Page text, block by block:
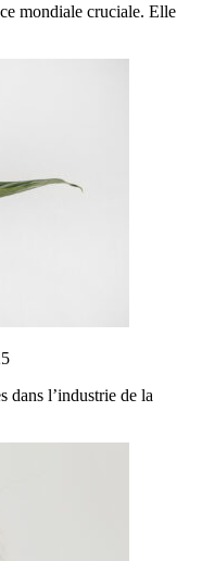
mondiale cruciale. Elle
dans l’industrie de la